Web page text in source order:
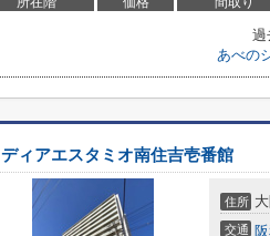
過
あべの
ディアエスタミオ南住吉壱番館
住所
交通